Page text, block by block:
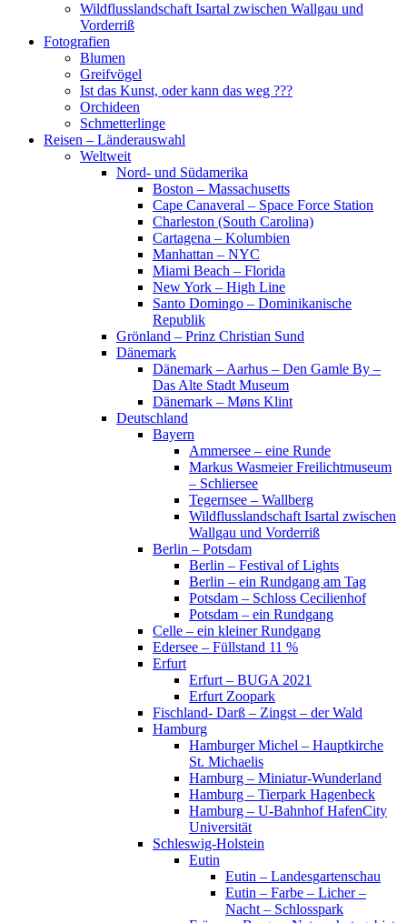
Wildflusslandschaft Isartal zwischen Wallgau und
Vorderriß
Fotografien
Blumen
Greifvögel
Ist das Kunst, oder kann das weg ???
Orchideen
Schmetterlinge
Reisen – Länderauswahl
Weltweit
Nord- und Südamerika
Boston – Massachusetts
Cape Canaveral – Space Force Station
Charleston (South Carolina)
Cartagena – Kolumbien
Manhattan – NYC
Miami Beach – Florida
New York – High Line
Santo Domingo – Dominikanische
Republik
Grönland – Prinz Christian Sund
Dänemark
Dänemark – Aarhus – Den Gamle By –
Das Alte Stadt Museum
Dänemark – Møns Klint
Deutschland
Bayern
Ammersee – eine Runde
Markus Wasmeier Freilichtmuseum
– Schliersee
Tegernsee – Wallberg
Wildflusslandschaft Isartal zwischen
Wallgau und Vorderriß
Berlin – Potsdam
Berlin – Festival of Lights
Berlin – ein Rundgang am Tag
Potsdam – Schloss Cecilienhof
Potsdam – ein Rundgang
Celle – ein kleiner Rundgang
Edersee – Füllstand 11 %
Erfurt
Erfurt – BUGA 2021
Erfurt Zoopark
Fischland- Darß – Zingst – der Wald
Hamburg
Hamburger Michel – Hauptkirche
St. Michaelis
Hamburg – Miniatur-Wunderland
Hamburg – Tierpark Hagenbeck
Hamburg – U-Bahnhof HafenCity
Universität
Schleswig-Holstein
Eutin
Eutin – Landesgartenschau
Eutin – Farbe – Licher –
Nacht – Schlosspark